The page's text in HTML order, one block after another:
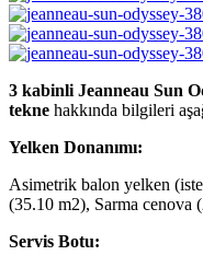
3 kabinli Jeanneau Sun
tekne hakkında bilgileri
Yelken Donanımı:
Asimetrik balon yelken
(35.10 m2), Sarma cenova
Servis Botu: